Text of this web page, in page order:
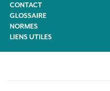
CONTACT
GLOSSAIRE
NORMES
LIENS UTILES